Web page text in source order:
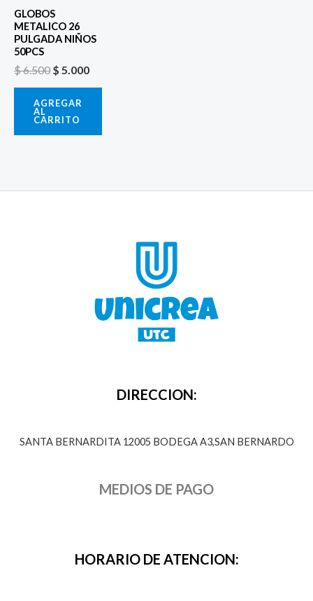
GLOBOS
METALICO 26
PULGADA NIÑOS
50PCS
$6.500 $ 5.000
AGREGAR
AL
CARRITO
DIRECCION:
SANTA BERNARDITA 12005 BODEGA A3,SAN BERNARDO
MEDIOS DE PAGO
HORARIO DE ATENCION: